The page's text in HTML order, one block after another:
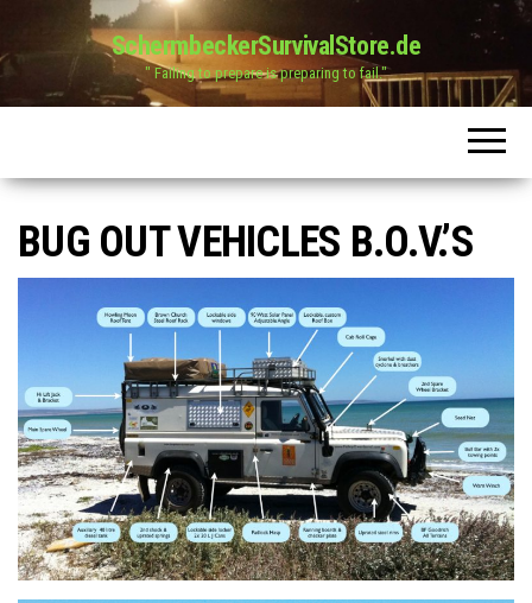
SchermbeckerSurvivalStore.de
" Failing to prepare is preparing to fail."
BUG OUT VEHICLES B.O.V.’S